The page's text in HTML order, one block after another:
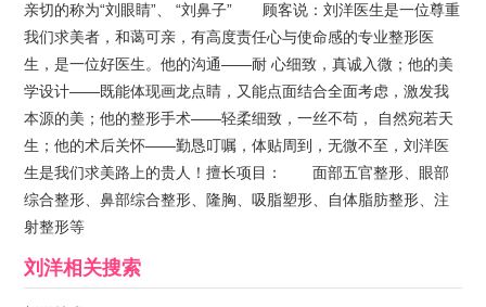
亲切的称为“刘眼睛”、 “刘鼻子” 顾客说：刘洋医生是一位尊重
我们求美者，和蔼可亲，有高度责任心与使命感的专业整形医
生，是一位好医生。他的沟通——耐 心细致，真诚入微；他的美
学设计——既能体现画龙点睛，又能点面结合全面考虑，激发我
本源的美；他的整形手术——轻柔细致，一丝不苟， 自然宛若天
生；他的术后关怀——勤恳叮嘱，体贴周到，无微不至，刘洋医
生是我们求美路上的贵人！擅长项目： 面部五官整形、眼部
综合整形、鼻部综合整形、隆胸、吸脂塑形、自体脂肪整形、注
射整形等
刘洋相关搜索